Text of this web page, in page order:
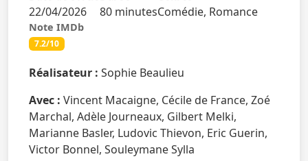
22/04/2026 80 minutesComédie, Romance
Note IMDb
7.2/10
Réalisateur : Sophie Beaulieu
Avec : Vincent Macaigne, Cécile de France, Zoé
Marchal, Adèle Journeaux, Gilbert Melki,
Marianne Basler, Ludovic Thievon, Eric Guerin,
Victor Bonnel, Souleymane Sylla